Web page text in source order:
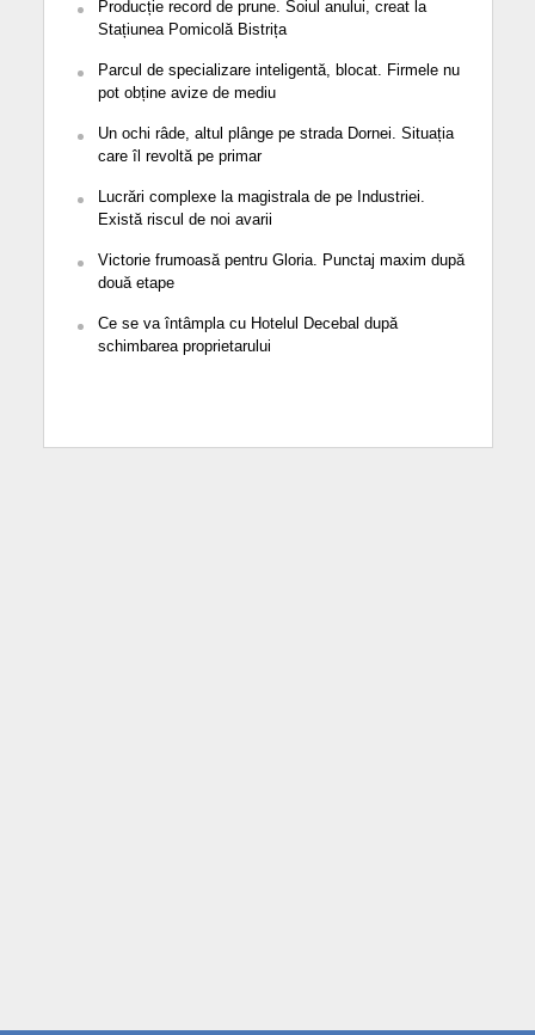
Producție record de prune. Soiul anului, creat la
Stațiunea Pomicolă Bistrița
Parcul de specializare inteligentă, blocat. Firmele nu
pot obține avize de mediu
Un ochi râde, altul plânge pe strada Dornei. Situația
care îl revoltă pe primar
Lucrări complexe la magistrala de pe Industriei.
Există riscul de noi avarii
Victorie frumoasă pentru Gloria. Punctaj maxim după
două etape
Ce se va întâmpla cu Hotelul Decebal după
schimbarea proprietarului